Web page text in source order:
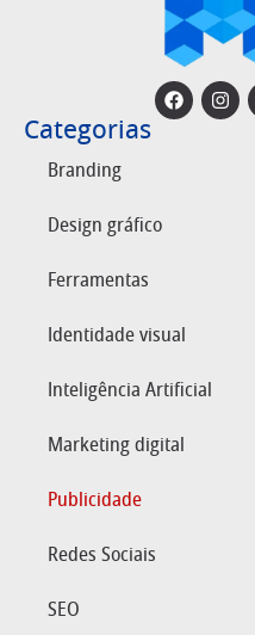
Categorias
Branding
Design gráfico
Ferramentas
Identidade visual
Inteligência Artificial
Marketing digital
Publicidade
Redes Sociais
SEO